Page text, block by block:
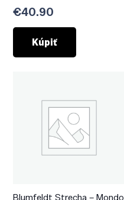
€40.90
Kúpiť
Blumfeldt Strecha – Mondo